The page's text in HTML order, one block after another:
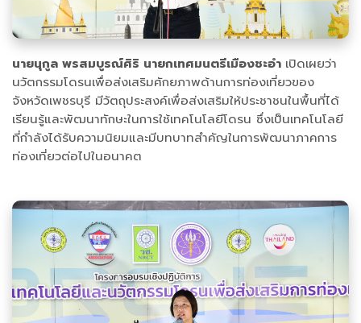
นายนุกูล พรสมบูรณ์ศิริ นายกเทศมนตรีเมืองชะอำ เปิดเผยว่า
นวัตกรรมโดรนเพื่อส่งเสริมศักยภาพด้านการท่องเที่ยวของ
จังหวัดเพชรบุรี มีวัตถุประสงค์เพื่อส่งเสริมให้ประชาชนในพื้นที่ได้
เรียนรู้และพัฒนาทักษะในการใช้เทคโนโลยีโดรน ซึ่งเป็นเทคโนโลยี
ที่กำลังได้รับความนิยมและมีบทบาทสำคัญในการพัฒนาภาคการ
ท่องเที่ยวต่อไปในอนาคต